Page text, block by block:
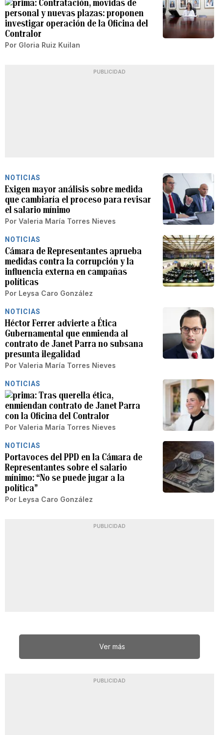
Contratación, movidas de
personal y nuevas plazas: proponen
investigar operación de la Oficina del
Contralor
Por Gloria Ruiz Kuilan
PUBLICIDAD
NOTICIAS
Exigen mayor análisis sobre medida
que cambiaría el proceso para revisar
el salario mínimo
Por Valeria María Torres Nieves
NOTICIAS
Cámara de Representantes aprueba
medidas contra la corrupción y la
influencia externa en campañas
políticas
Por Leysa Caro González
NOTICIAS
Héctor Ferrer advierte a Ética
Gubernamental que enmienda al
contrato de Janet Parra no subsana
presunta ilegalidad
Por Valeria María Torres Nieves
NOTICIAS
Tras querella ética,
enmiendan contrato de Janet Parra
con la Oficina del Contralor
Por Valeria María Torres Nieves
NOTICIAS
Portavoces del PPD en la Cámara de
Representantes sobre el salario
mínimo: “No se puede jugar a la
política”
Por Leysa Caro González
PUBLICIDAD
Ver más
PUBLICIDAD